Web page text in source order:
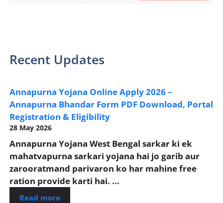
Recent Updates
Annapurna Yojana Online Apply 2026 –
Annapurna Bhandar Form PDF Download, Portal
Registration & Eligibility
28 May 2026
Annapurna Yojana West Bengal sarkar ki ek
mahatvapurna sarkari yojana hai jo garib aur
zarooratmand parivaron ko har mahine free
ration provide karti hai. ...
Read more